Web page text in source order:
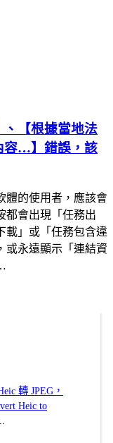
【根據當地法
容…】錯誤，該
體的使用者，應該會
都會出現「任務出
載」或「任務包含違
或永遠顯示「連結資
轉 JPEG，
Heic to